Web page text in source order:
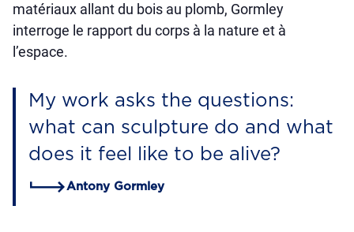
matériaux allant du bois au plomb, Gormley
interroge le rapport du corps à la nature et à
l’espace.
My work asks the questions:
what can sculpture do and what
does it feel like to be alive?
Antony Gormley